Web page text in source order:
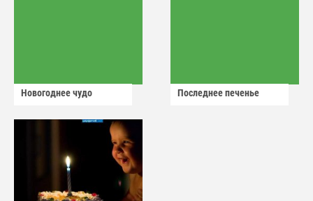
Новогоднее чудо Последнее печенье